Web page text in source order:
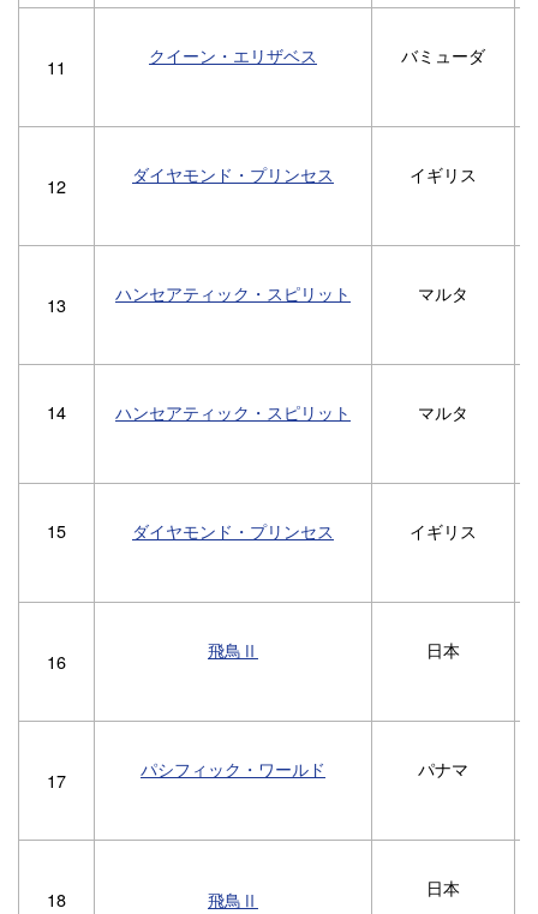
11 クイーン・エリザベス バミューダ
12 ダイヤモンド・プリンセス イギリス
13 ハンセアティック・スピリット マルタ
14 ハンセアティック・スピリット マルタ
15 ダイヤモンド・プリンセス イギリス
16 飛鳥Ⅱ 日本
17 パシフィック・ワールド パナマ
18 飛鳥Ⅱ 日本